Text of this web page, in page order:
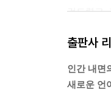
건드렸고,
조만간,
출판사
인간 내면
새로운 언